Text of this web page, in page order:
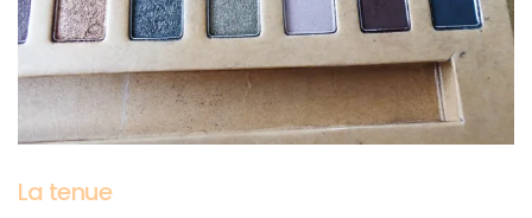
alternatives
éco-
responsables
au
cuir
La tenue